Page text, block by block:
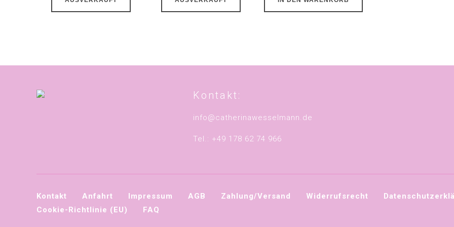
Kontakt:
info@catherinawesselmann.de
Tel.: +49 178 62 74 966
Kontakt Anfahrt Impressum AGB Zahlung/Versand Widerrufsrecht
Cookie-Richtlinie (EU)
FAQ